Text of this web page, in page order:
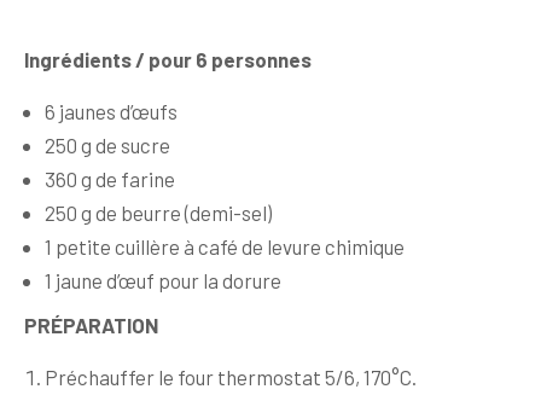
Ingrédients / pour 6 personnes
6 jaunes d’œufs
250 g de sucre
360 g de farine
250 g de beurre (demi-sel)
1 petite cuillère à café de levure chimique
1 jaune d’œuf pour la dorure
PRÉPARATION
Préchauffer le four thermostat 5/6, 170°C.